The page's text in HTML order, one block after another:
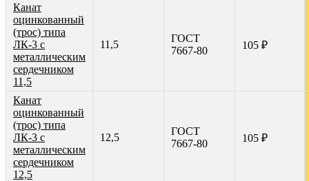
Канат
оцинкованный
(трос) типа
ЛК-3 с
металлическим
сердечником
11,5
11,5
ГОСТ
7667-80
105 ₽
Канат
оцинкованный
(трос) типа
ЛК-3 с
металлическим
сердечником
12,5
12,5
ГОСТ
7667-80
105 ₽